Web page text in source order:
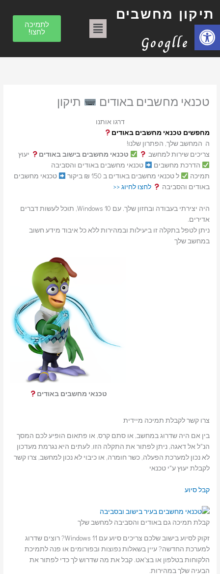
פתח סרגל נגישות
לתוכןתיקון מחשבים
Googlle
תפריט
לתמיכה
לחצו!
טכנאי מחשבים באודים תיקון
דרגו אותנו
מחפשים טכנאי מחשבים באודים
ה המחשב שלך, הפתרון שלנו!
צריכים שירות למחשב
טכנאי מחשבים בישוב באודים
יעוץ
הדרכת מחשבים
טכנאי מחשבים באודים והסביבה
תמיכה
ל טכנאי מחשבים באודים ב 150 ₪ ביקור
טכנאי מחשבים
באודים והסביבה
לחצו לחיוג <<
היה יצירתי בעבודה ובחזון שלך. עם Windows 10, תוכל לעשות דברים
אדירים.
ניתן לטפל בתקלה זו ביעילות ובמהירות ללא כל איבוד מידע חשוב
במחשב שלך
טכנאי מחשבים באודים
צרו קשר לקבלת תמיכה מיידית
בין אם היה שדרוג במחשב, או סתם קרס, או פתאום הופיע לכם המסך
הנ"ל אל דאגה, ניתן לפתור את התקלה הזו, לעתים היא נגרמת מעדכון
לא נכון למערכת הפעלה, כשר חומרה, או כיבוי לא נכון למחשב, צרו קשר
לקבלת יעוץ ע"י טכנאי
קבל סיוע
קבלת תמיכה גם באודים והסביבה למחשב שלך
זקוק לסיוע בישוב שלכם צריכים סיוע עם Windows 11? רוצים שדרוג
למערכת החדשה? עיין בשאלות נפוצות ובפורומים או פנה לתמיכת
הלקוחות בטלפון או בצ'אט. קבל את מה שדרוש לך כדי לפתור את
הבעיה שלך במהירות.
ט
ג
ו
ר
ת